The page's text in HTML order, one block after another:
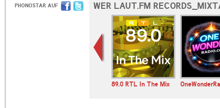
PHONOSTAR AUF WER LAUT.FM
89.0 RTL In The Mix